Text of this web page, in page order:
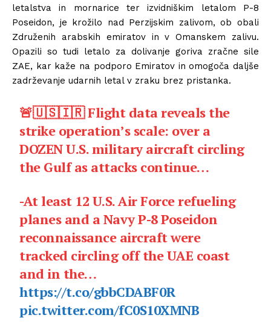
letalstva in mornarice ter izvidniškim letalom P-8
Poseidon, je krožilo nad Perzijskim zalivom, ob obali
Združenih arabskih emiratov in v Omanskem zalivu.
Opazili so tudi letalo za dolivanje goriva zračne sile
ZAE, kar kaže na podporo Emiratov in omogoča daljše
zadrževanje udarnih letal v zraku brez pristanka.
🚨🇺🇸🇮🇷 Flight data reveals the
strike operation’s scale: over a
DOZEN U.S. military aircraft circling
the Gulf as attacks continue…
-At least 12 U.S. Air Force refueling
planes and a Navy P-8 Poseidon
reconnaissance aircraft were
tracked circling off the UAE coast
and in the…
https://t.co/gbbCDABF0R
pic.twitter.com/fC0S10XMNB